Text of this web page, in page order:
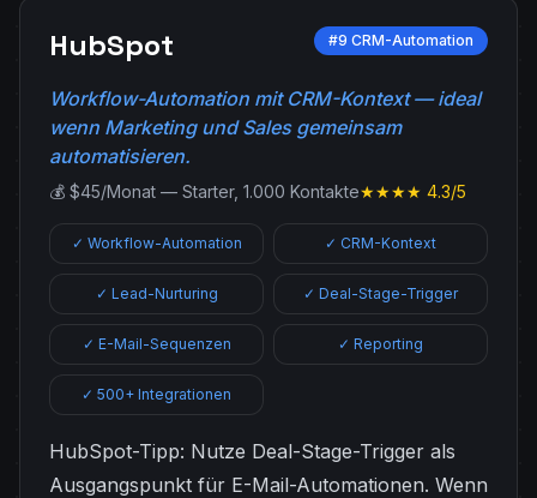
HubSpot #9 CRM-Automation
Workflow-Automation mit CRM-Kontext — ideal
wenn Marketing und Sales gemeinsam
automatisieren.
💰 $45/Monat — Starter, 1.000 Kontakte★★★★ 4.3/5
✓ Workflow-Automation ✓ CRM-Kontext
✓ Lead-Nurturing ✓ Deal-Stage-Trigger
✓ E-Mail-Sequenzen ✓ Reporting
✓ 500+ Integrationen
HubSpot-Tipp: Nutze Deal-Stage-Trigger als
Ausgangspunkt für E-Mail-Automationen. Wenn